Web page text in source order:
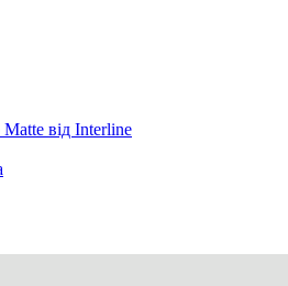
від Interline